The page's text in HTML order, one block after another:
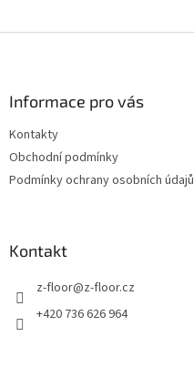
Informace pro vás
Kontakty
Obchodní podmínky
Podmínky ochrany osobních údajů
Kontakt
z-floor@z-floor.cz
+420 736 626 964